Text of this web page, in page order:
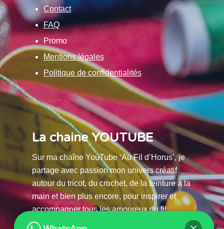
Contact
FAQ
Promo
Mentions légales
Politique de confidentialités
La chaine YOUTUBE
Sur ma chaîne YouTube ‘Au Fil d’Horus’, je
partage avec passion mon univers créatif
autour du tricot, du crochet, de la teinture à la
main et bien plus encore, pour inspirer et
accompagner tous les amoureux du fil.